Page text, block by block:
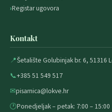
Registar ugovora
Kontakt
📍Šetalište Golubinjak br. 6, 51316
📞+385 51 549 517
✉pisarnica@lokve.hr
🕐Ponedjeljak – petak: 7:00 – 15:00